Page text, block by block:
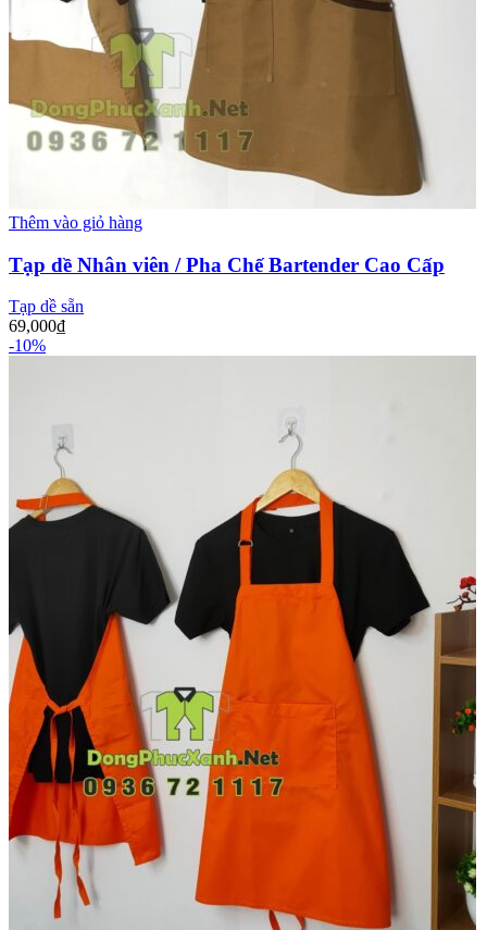
Thêm vào giỏ hàng
Tạp dề Nhân viên / Pha Chế Bartender Cao Cấp
Tạp dề sẵn
69,000₫
-10%